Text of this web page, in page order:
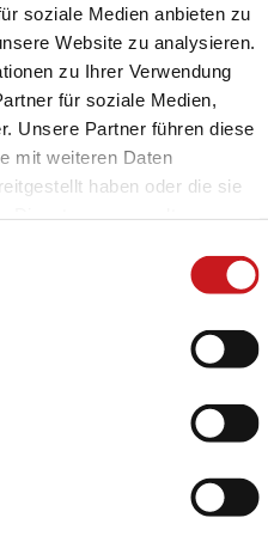
soziale Medien anbieten zu
Website zu analysieren.
zu Ihrer Verwendung
für soziale Medien,
Unsere Partner führen diese
mit weiteren Daten
haben oder die sie
Sie uns kontaktieren
Daten verarbeiten.
Holzornamentbox
„Weihnachten“
natur | 105×105